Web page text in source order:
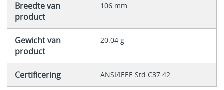
Breedte van
product
106 mm
Gewicht van
product
20.04 g
Certificering ANSI/IEEE Std C37.42